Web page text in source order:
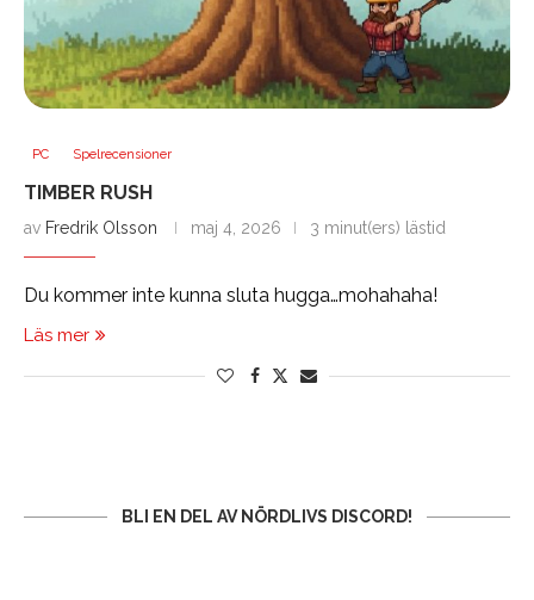
PC Spelrecensioner
TIMBER RUSH
av Fredrik Olsson maj 4, 2026 3 minut(ers) lästid
Du kommer inte kunna sluta hugga…mohahaha!
Läs mer
BLI EN DEL AV NÖRDLIVS DISCORD!